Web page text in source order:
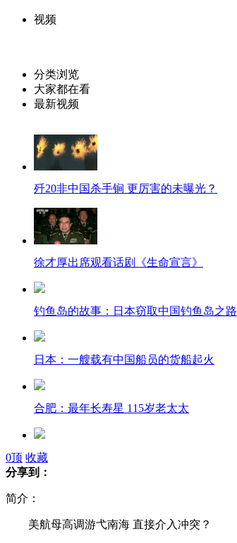
视频
分类浏览
大家都在看
最新视频
歼20非中国杀手锏 更厉害的未曝光？
徐才厚出席观看话剧《生命宣言》
钓鱼岛的故事：日本窃取中国钓鱼岛之路
日本：一艘载有中国船员的货船起火
合肥：最年长寿星 115岁老太太
长春：银行取钱六千 出门即遭抢劫
卡扎菲幼子“再传死讯”
0顶 收藏
分享到：
简介：
美航母高调游弋南海 直接介入冲突？